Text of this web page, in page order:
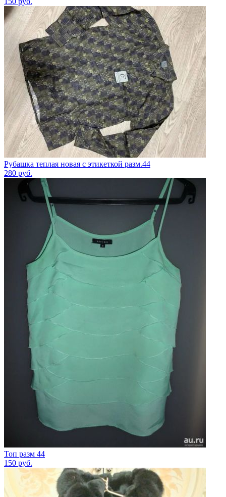
Рубашка теплая новая с этикеткой разм.44
280 руб.
Топ разм 44
150 руб.